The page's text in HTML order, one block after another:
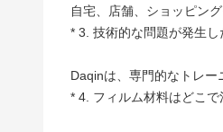
自宅、店舗、ショッピン
* 3. 技術的な問題が発生
Daqinは、専門的なトレー
* 4. フィルム材料はどこで